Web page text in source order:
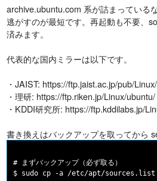
archive.ubuntu.com 系が詰まっている
逃がすのが最短です。再起動も不要、
済みます。
代表的な国内ミラーは以下です。
・JAIST: https://ftp.jaist.ac.jp/pub/
・理研: https://ftp.riken.jp/Linux/ubuntu/
・KDDI研究所: https://ftp.kddilabs.jp/
書き換えはバックアップを取ってから
# まずバックアップ（必ず取る）
$ sudo cp -a /etc/apt/sources.list /